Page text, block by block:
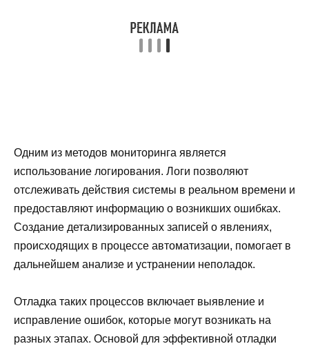
Одним из методов мониторинга является
использование логирования. Логи позволяют
отслеживать действия системы в реальном времени и
предоставляют информацию о возникших ошибках.
Создание детализированных записей о явлениях,
происходящих в процессе автоматизации, помогает в
дальнейшем анализе и устранении неполадок.
Отладка таких процессов включает выявление и
исправление ошибок, которые могут возникать на
разных этапах. Основой для эффективной отладки